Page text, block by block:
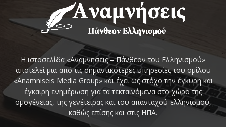
Η ιστοσελίδα «Αναμνήσεις – Πάνθεον του Ελληνισμού»
αποτελεί μια από τις σημαντικότερες υπηρεσίες του ομίλου
«Anamniseis Media Group» και έχει ως στόχο την έγκυρη και
έγκαιρη ενημέρωση για τα τεκταινόμενα στο χώρο της
ομογένειας, της γενέτειρας και του απανταχού ελληνισμού,
καθώς επίσης και στις ΗΠΑ.